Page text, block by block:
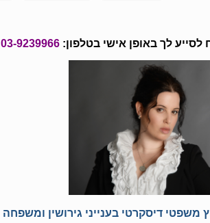
לך באופן אישי בטלפון:03-9239966
משפטי דיסקרטי בענייני גירושין ומשפחה